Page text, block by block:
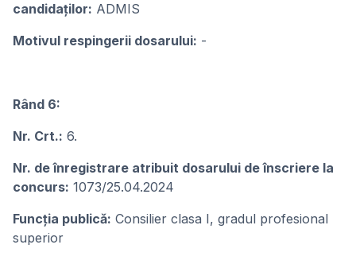
candidaților: ADMIS
Motivul respingerii dosarului: -
Rând 6:
Nr. Crt.: 6.
Nr. de înregistrare atribuit dosarului de înscriere la
concurs: 1073/25.04.2024
Funcţia publicǎ: Consilier clasa I, gradul profesional
superior